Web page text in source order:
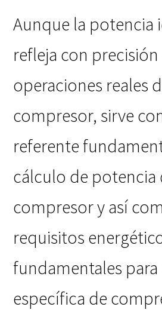
Aunque la potencia
refleja con precisión
operaciones reales
compresor, sirve
referente
cálculo de potencia
compresor y así
requisitos
fundamentales para
específica de